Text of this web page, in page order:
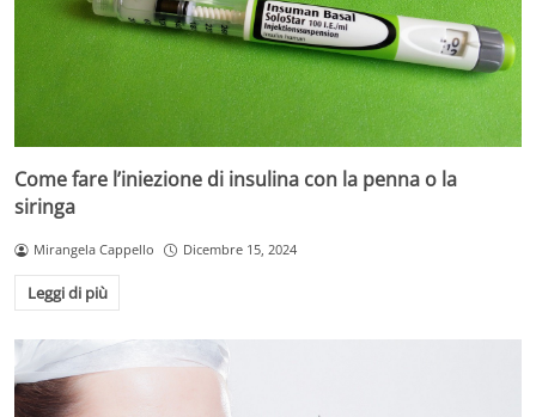
Come fare l’iniezione di insulina con la penna o la
siringa
Mirangela Cappello Dicembre 15, 2024
Leggi di più